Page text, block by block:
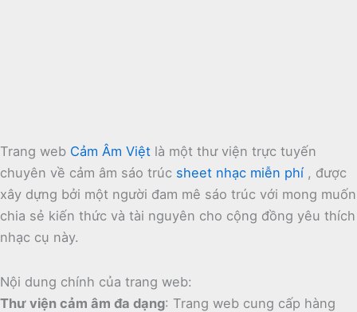
Trang web Cảm Âm Việt là một thư viện trực tuyến
chuyên về cảm âm sáo trúc sheet nhạc miễn phí , được
xây dựng bởi một người đam mê sáo trúc với mong muốn
chia sẻ kiến thức và tài nguyên cho cộng đồng yêu thích
nhạc cụ này.
Nội dung chính của trang web:
Thư viện cảm âm đa dạng: Trang web cung cấp hàng